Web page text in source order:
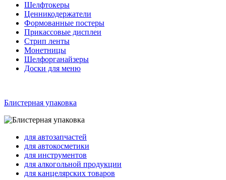
Шелфтокеры
Ценникодержатели
Формованные постеры
Прикассовые дисплеи
Стрип ленты
Монетницы
Шелфорганайзеры
Доски для меню
Блистерная упаковка
для автозапчастей
для автокосметики
для инструментов
для алкогольной продукции
для канцелярских товаров